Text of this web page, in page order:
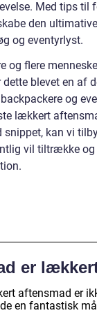
Med tips til
den
og eventyrlyst.
og flere
dette blevet en af
og
lækkert
snippet, kan vi
vil tiltrække og
er
aftensmad er
en fantastisk